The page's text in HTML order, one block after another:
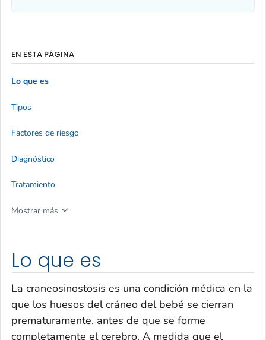
Lo que es
La craneosinostosis es una condición médica en la
que los huesos del cráneo del bebé se cierran
prematuramente, antes de que se forme
completamente el cerebro. A medida que el
EN ESTA PÁGINA
Lo que es
Tipos
Factores de riesgo
Diagnóstico
Tratamiento
Mostrar más